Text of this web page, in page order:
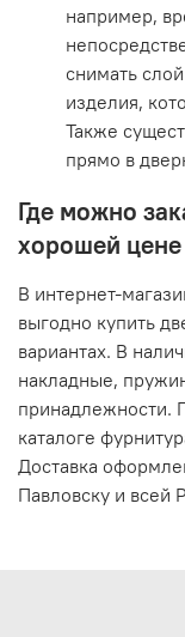
например,
снимать
изделия,
Также
прямо в
Где можно
хорошей
В интернет-
выгодно купить
вариантах. В
накладные,
принадлежности.
каталоге
Доставка
Павловску и всей